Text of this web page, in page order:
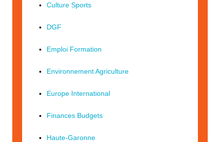
Culture Sports
DGF
Emploi Formation
Environnement Agriculture
Europe International
Finances Budgets
Haute-Garonne